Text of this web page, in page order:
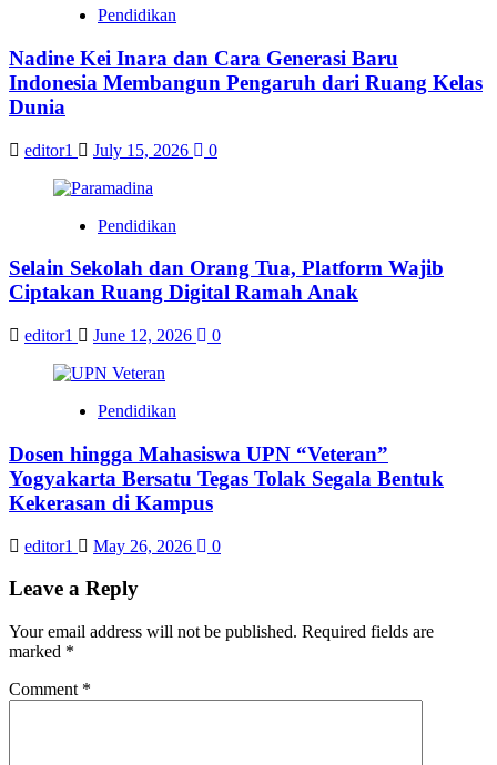
Pendidikan
Nadine Kei Inara dan Cara Generasi Baru
Indonesia Membangun Pengaruh dari Ruang Kelas
Dunia
editor1 July 15, 2026 0
Pendidikan
Selain Sekolah dan Orang Tua, Platform Wajib
Ciptakan Ruang Digital Ramah Anak
editor1 June 12, 2026 0
Pendidikan
Dosen hingga Mahasiswa UPN “Veteran”
Yogyakarta Bersatu Tegas Tolak Segala Bentuk
Kekerasan di Kampus
editor1 May 26, 2026 0
Leave a Reply
Your email address will not be published. Required fields are
marked *
Comment *